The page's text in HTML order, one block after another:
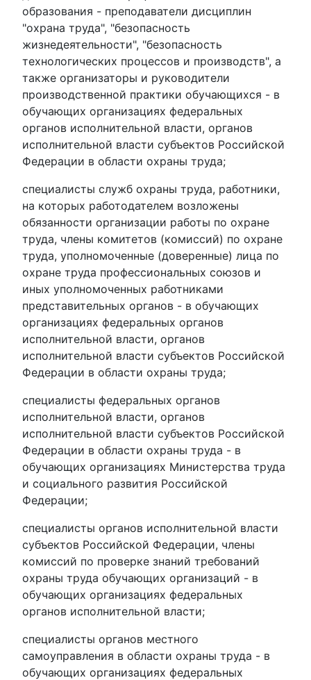
образования - преподаватели дисциплин
"охрана труда", "безопасность
жизнедеятельности", "безопасность
технологических процессов и производств", а
также организаторы и руководители
производственной практики обучающихся - в
обучающих организациях федеральных
органов исполнительной власти, органов
исполнительной власти субъектов Российской
Федерации в области охраны труда;
специалисты служб охраны труда, работники,
на которых работодателем возложены
обязанности организации работы по охране
труда, члены комитетов (комиссий) по охране
труда, уполномоченные (доверенные) лица по
охране труда профессиональных союзов и
иных уполномоченных работниками
представительных органов - в обучающих
организациях федеральных органов
исполнительной власти, органов
исполнительной власти субъектов Российской
Федерации в области охраны труда;
специалисты федеральных органов
исполнительной власти, органов
исполнительной власти субъектов Российской
Федерации в области охраны труда - в
обучающих организациях Министерства труда
и социального развития Российской
Федерации;
специалисты органов исполнительной власти
субъектов Российской Федерации, члены
комиссий по проверке знаний требований
охраны труда обучающих организаций - в
обучающих организациях федеральных
органов исполнительной власти;
специалисты органов местного
самоуправления в области охраны труда - в
обучающих организациях федеральных